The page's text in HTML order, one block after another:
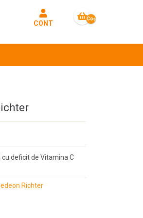
CONT
Coş
deficit de Vitamina C
Richter